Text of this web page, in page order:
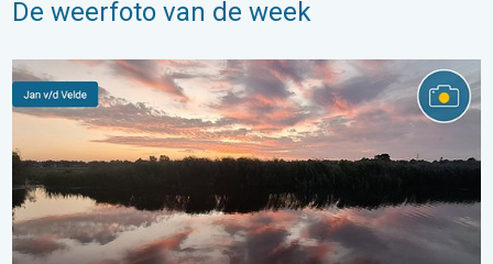
De weerfoto van de week
Stuur jouw weerfoto van de week!. Weer&Radar uploader. . .